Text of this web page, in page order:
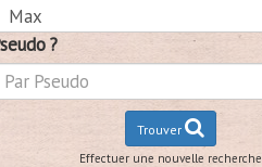
?
Trouver
Effectuer une nouvelle recherche